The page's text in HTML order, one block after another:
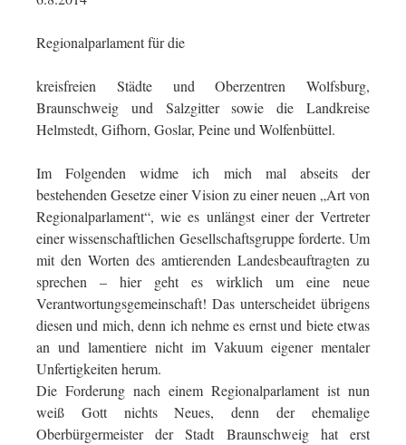
Regionalparlament für die
kreisfreien Städte und Oberzentren Wolfsburg,
Braunschweig und Salzgitter sowie die Landkreise
Helmstedt, Gifhorn, Goslar, Peine und Wolfenbüttel.
Im Folgenden widme ich mich mal abseits der
bestehenden Gesetze einer Vision zu einer neuen „Art von
Regionalparlament“, wie es unlängst einer der Vertreter
einer wissenschaftlichen Gesellschaftsgruppe forderte. Um
mit den Worten des amtierenden Landesbeauftragten zu
sprechen – hier geht es wirklich um eine neue
Verantwortungsgemeinschaft! Das unterscheidet übrigens
diesen und mich, denn ich nehme es ernst und biete etwas
an und lamentiere nicht im Vakuum eigener mentaler
Unfertigkeiten herum.
Die Forderung nach einem Regionalparlament ist nun
weiß Gott nichts Neues, denn der ehemalige
Oberbürgermeister der Stadt Braunschweig hat erst